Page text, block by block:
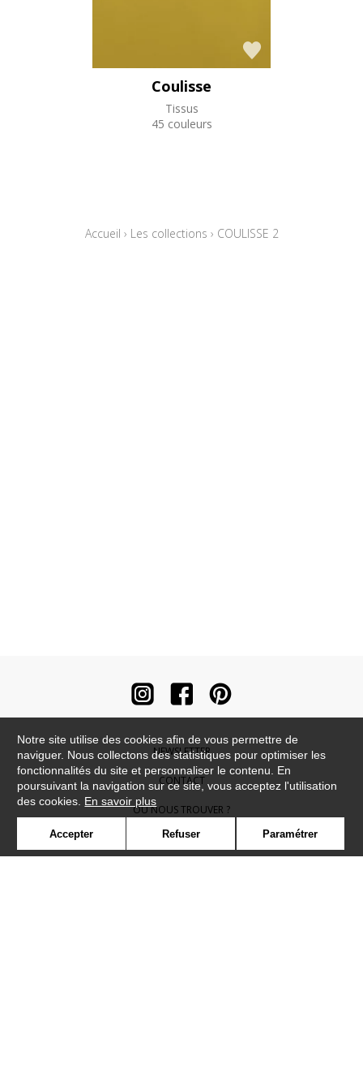
Coulisse
Tissus
45 couleurs
Accueil › Les collections › COULISSE 2
NEWSLETTER
CONTACT
OÙ NOUS TROUVER ?
CONTRACT
Notre site utilise des cookies afin de vous permettre de
naviguer. Nous collectons des statistiques pour optimiser les
fonctionnalités du site et personnaliser le contenu. En
poursuivant la navigation sur ce site, vous acceptez l'utilisation
des cookies. En savoir plus
Accepter Refuser Paramétrer